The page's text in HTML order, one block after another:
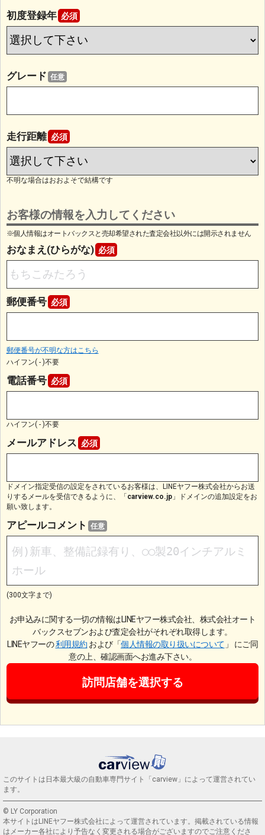
初度登録年 必須
グレード 任意
走行距離 必須
不明な場合はおおよそで結構です
お客様の情報を入力してください
※個人情報はオートバックスと売却希望された査定会社以外には開示されません
おなまえ(ひらがな) 必須
郵便番号 必須
郵便番号が不明な方はこちら
ハイフン( - )不要
電話番号 必須
ハイフン( - )不要
メールアドレス 必須
ドメイン指定受信の設定をされているお客様は、LINEヤフー株式会社からお送
りするメールを受信できるように、「carview.co.jp」ドメインの追加設定をお
願い致します。
アピールコメント 任意
(300文字まで)
お申込みに関する一切の情報はLINEヤフー株式会社、株式会社オート
バックスセブンおよび査定会社がそれぞれ取得します。
LINEヤフーの利用規約 および「個人情報の取り扱いについて 」 にご同
意の上、確認画面へお進み下さい。
訪問店舗を選択する
このサイトは日本最大級の自動車専門サイト「carview」によって運営されてい
ます。
© LY Corporation
本サイトはLINEヤフー株式会社によって運営されています。掲載されている情報
はメーカー各社により予告なく変更される場合がございますのでご注意くださ